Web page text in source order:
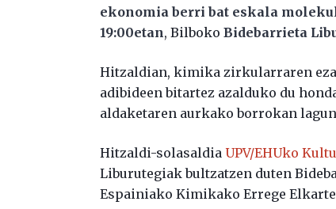
ekonomia berri bat eskala
19:00etan, BilbokoBidebarrieta
Hitzaldian, kimika zirkularraren
adibideen bitartez azalduko du
aldaketaren aurkako borrokan
Hitzaldi-solasaldia UPV/EHUko
Liburutegiak bultzatzen duten
Espainiako Kimikako Errege